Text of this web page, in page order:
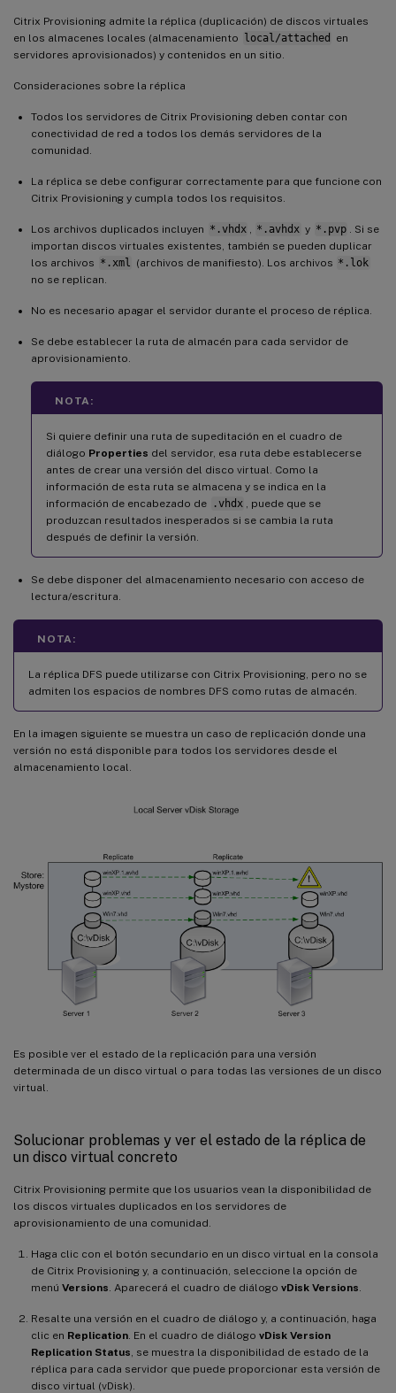
Citrix Provisioning admite la réplica (duplicación) de discos virtuales
en los almacenes locales (almacenamiento local/attached
en
servidores aprovisionados) y contenidos en un sitio.
Consideraciones sobre la réplica
Todos los servidores de Citrix Provisioning deben contar con
conectividad de red a todos los demás servidores de la
comunidad.
La réplica se debe configurar correctamente para que funcione con
Citrix Provisioning y cumpla todos los requisitos.
Los archivos duplicados incluyen *.vhdx *.avhdx y *.pvp
. Si se
importan discos virtuales existentes, también se pueden duplicar
los archivos *.xml (archivos de manifiesto). Los archivos *.lok
no se replican.
No es necesario apagar el servidor durante el proceso de réplica.
Se debe establecer la ruta de almacén para cada servidor de
aprovisionamiento.
NOTA:
Si quiere definir una ruta de supeditación en el cuadro de
diálogo Properties del servidor, esa ruta debe establecerse
antes de crear una versión del disco virtual. Como la
información de esta ruta se almacena y se indica en la
información de encabezado de
.vhdx
, puede que se
produzcan resultados inesperados si se cambia la ruta
después de definir la versión.
Se debe disponer del almacenamiento necesario con acceso de
lectura/escritura.
NOTA:
La réplica DFS puede utilizarse con Citrix Provisioning, pero no se
admiten los espacios de nombres DFS como rutas de almacén.
En la imagen siguiente se muestra un caso de replicación donde una
versión no está disponible para todos los servidores desde el
almacenamiento local.
Es posible ver el estado de la replicación para una versión
determinada de un disco virtual o para todas las versiones de un disco
virtual.
Solucionar problemas y ver el estado de la réplica de
un disco virtual concreto
Citrix Provisioning permite que los usuarios vean la disponibilidad de
los discos virtuales duplicados en los servidores de
aprovisionamiento de una comunidad.
Haga clic con el botón secundario en un disco virtual en la consola
de Citrix Provisioning y, a continuación, seleccione la opción de
menú Versions. Aparecerá el cuadro de diálogo vDisk Versions.
Resalte una versión en el cuadro de diálogo y, a continuación, haga
clic en Replication. En el cuadro de diálogo vDisk Version
Replication Status, se muestra la disponibilidad de estado de la
réplica para cada servidor que puede proporcionar esta versión de
disco virtual (vDisk).